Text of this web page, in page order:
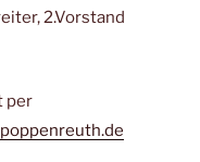
2.Vorstand
per